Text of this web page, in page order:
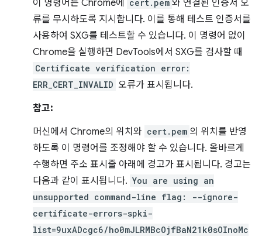
이 명령어는 Chrome에 cert.pem 와 연결된 인증서 오
류를 무시하도록 지시합니다. 이를 통해 테스트 인증서를
사용하여 SXG를 테스트할 수 있습니다. 이 명령어 없이
Chrome을 실행하면 DevTools에서 SXG를 검사할 때
Certificate verification error:
ERR_CERT_INVALID 오류가 표시됩니다.
참고:
머신에서 Chrome의 위치와 cert.pem 의 위치를 반영
하도록 이 명령어를 조정해야 할 수 있습니다. 올바르게
수행하면 주소 표시줄 아래에 경고가 표시됩니다. 경고는
다음과 같이 표시됩니다. You are using an
unsupported command-line flag: --ignore-
certificate-errors-spki-
list=9uxADcgc6/ho0mJLRMBcOjfBaN21k0sOInoMc